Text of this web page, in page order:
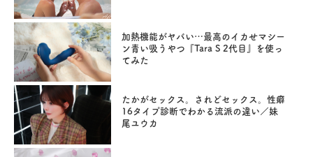
加熱機能がヤバい…最高のイカせマシー
ン青い吸うやつ『Tara S 2代目』を使っ
てみた
たかがセックス。されどセックス。性癖
16タイプ診断でわかる流派の違い／妹
尾ユウカ